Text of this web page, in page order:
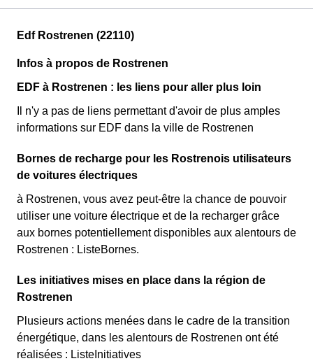
Edf Rostrenen (22110)
Infos à propos de Rostrenen
EDF à Rostrenen : les liens pour aller plus loin
Il n'y a pas de liens permettant d'avoir de plus amples
informations sur EDF dans la ville de Rostrenen
Bornes de recharge pour les Rostrenois utilisateurs
de voitures électriques
à Rostrenen, vous avez peut-être la chance de pouvoir
utiliser une voiture électrique et de la recharger grâce
aux bornes potentiellement disponibles aux alentours de
Rostrenen : ListeBornes.
Les initiatives mises en place dans la région de
Rostrenen
Plusieurs actions menées dans le cadre de la transition
énergétique, dans les alentours de Rostrenen ont été
réalisées : ListeInitiatives